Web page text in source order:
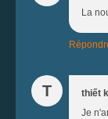
La
T thiết
Je